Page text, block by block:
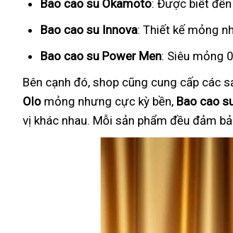
Bao cao su Okamoto: Được biết
Bao cao su Innova: Thiết kế mỏng
Bao cao su Power Men: Siêu mỏng
Bên cạnh đó, shop cũng cung cấp các
Olo mỏng nhưng cực kỳ bền, Bao cao
vị khác nhau. Mỗi sản phẩm đều đảm